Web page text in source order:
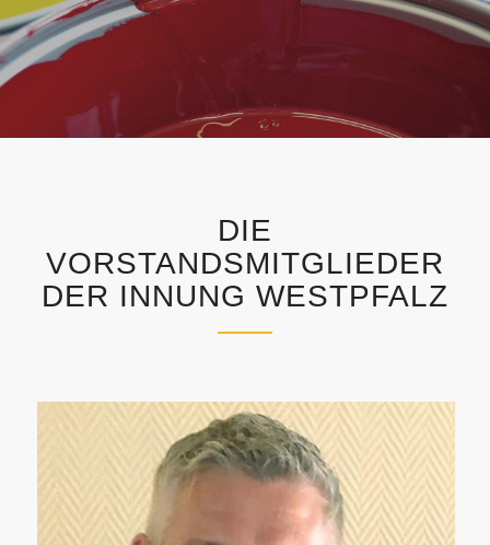
DIE
VORSTANDSMITGLIEDER
DER INNUNG WESTPFALZ